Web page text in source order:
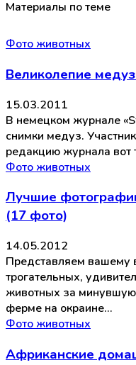
Материалы по теме
Фото животных
Великолепие
15.03.2011
В немецком журнале
снимки медуз.
редакцию журнала вот
Фото животных
Лучшие
(17 фото)
14.05.2012
Представляем вашему
трогательных,
животных за
ферме на окраине…
Фото животных
Африканские